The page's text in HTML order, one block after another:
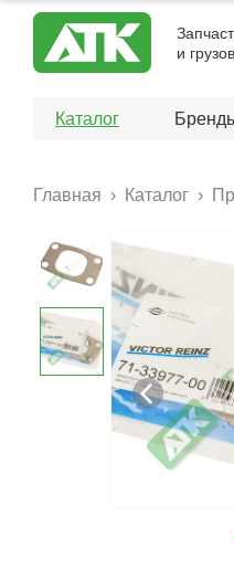
и
Каталог
Главная Каталог